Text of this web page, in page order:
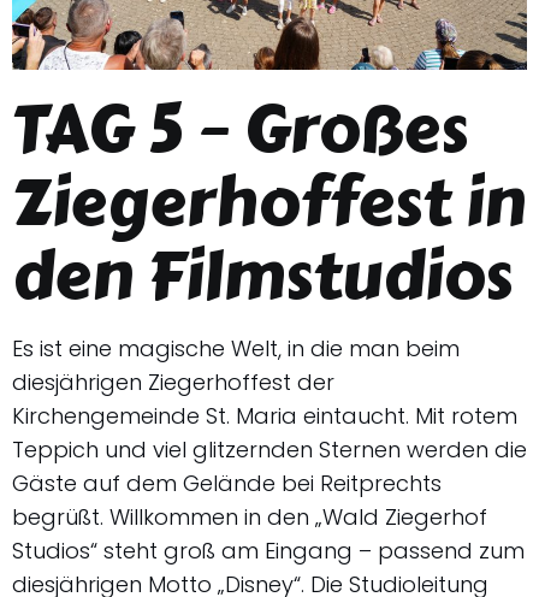
TAG 5 – Großes
Ziegerhoffest in
den Filmstudios
Es ist eine magische Welt, in die man beim
diesjährigen Ziegerhoffest der
Kirchengemeinde St. Maria eintaucht. Mit rotem
Teppich und viel glitzernden Sternen werden die
Gäste auf dem Gelände bei Reitprechts
begrüßt. Willkommen in den „Wald Ziegerhof
Studios“ steht groß am Eingang – passend zum
diesjährigen Motto „Disney“. Die Studioleitung